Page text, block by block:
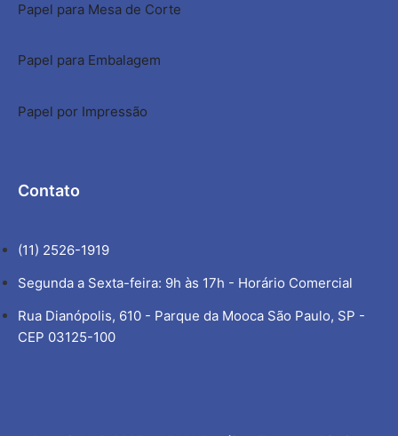
Papel para Mesa de Corte
Papel para Embalagem
Papel por Impressão
Contato
(11) 2526-1919
Segunda a Sexta-feira: 9h às 17h - Horário Comercial
Rua Dianópolis, 610 - Parque da Mooca São Paulo, SP -
CEP 03125-100